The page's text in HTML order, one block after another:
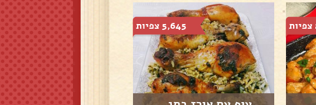
5,645 צפיות